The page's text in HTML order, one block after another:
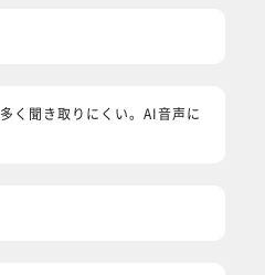
く聞き取りにくい。AI音声に